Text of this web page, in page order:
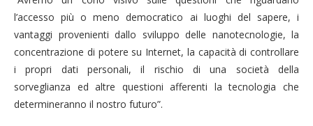
l’accesso più o meno democratico ai luoghi del sapere, i
vantaggi provenienti dallo sviluppo delle nanotecnologie, la
concentrazione di potere su Internet, la capacità di controllare
i propri dati personali, il rischio di una società della
sorveglianza ed altre questioni afferenti la tecnologia che
determineranno il nostro futuro”.